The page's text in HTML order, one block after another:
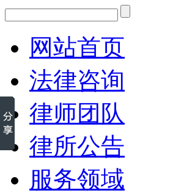
网站首页
法律咨询
律师团队
律所公告
服务领域